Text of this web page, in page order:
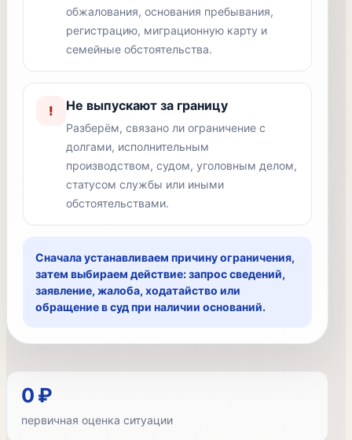
обжалования, основания пребывания,
регистрацию, миграционную карту и
семейные обстоятельства.
! Не выпускают за границу
Разберём, связано ли ограничение с
долгами, исполнительным
производством, судом, уголовным делом,
статусом службы или иными
обстоятельствами.
Сначала устанавливаем причину ограничения,
затем выбираем действие: запрос сведений,
заявление, жалоба, ходатайство или
обращение в суд при наличии оснований.
0 ₽
первичная оценка ситуации